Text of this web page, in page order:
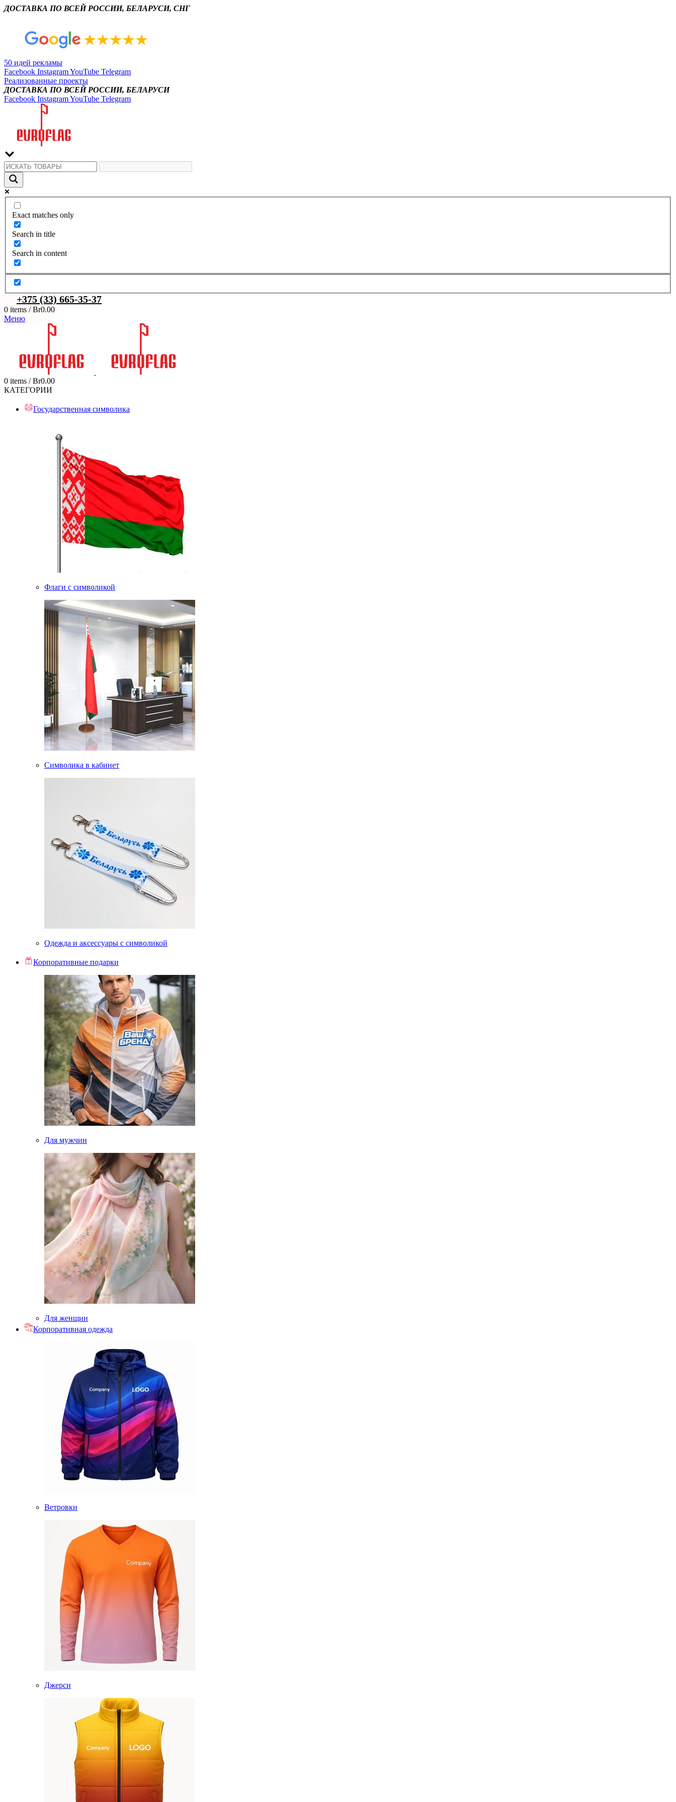
ДОСТАВКА ПО ВСЕЙ РОССИИ, БЕЛАРУСИ, СНГ
50 идей рекламы
Facebook InstagramYouTube Telegram
Реализованные проекты
ДОСТАВКА ПО ВСЕЙ РОССИИ, БЕЛАРУСИ
Facebook InstagramYouTube Telegram
Exact matches only
Search in title
Search in content
+375 (33) 665-35-37
0 items / Br0.00
Меню
0 items / Br0.00
КАТЕГОРИИ
Государственная символика
Флаги с символикой
Символика в кабинет
Одежда и аксессуары с символикой
Корпоративные подарки
Для мужчин
Для женщин
Корпоративная одежда
Ветровки
Джерси